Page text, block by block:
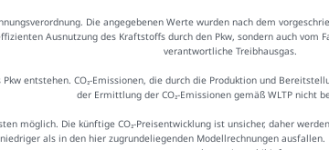
Die angegebenen Werte wurden nach dem
Ausnutzung des Kraftstoffs durch den Pkw, sondern auch
verantwortliche Treibhausgas.
entstehen. CO₂-Emissionen, die durch die Produktion und
der Ermittlung der CO₂-Emissionen gemäß WLTP nicht
möglich. Die künftige CO₂-Preisentwicklung ist unsicher, daher
als in den hier zugrundeliegenden Modellrechnungen